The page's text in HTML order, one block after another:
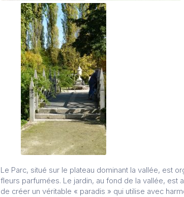
Le Parc, situé sur le plateau dominant la vallée, est
fleurs parfumées. Le jardin, au fond de la vallée, est
de créer un véritable « paradis » qui utilise avec